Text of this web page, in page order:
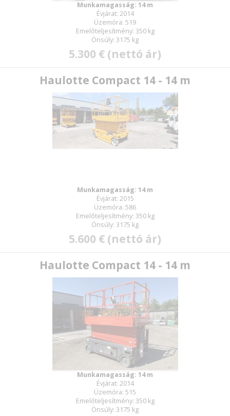
Munkamagasság: 14 m
Évjárat: 2014
Üzemóra: 519
Emelőteljesítmény: 350 kg
Önsúly: 3175 kg
5.300 € (nettó ár)
Haulotte Compact 14 - 14 m
Munkamagasság: 14 m
Évjárat: 2015
Üzemóra: 586
Emelőteljesítmény: 350 kg
Önsúly: 3175 kg
5.600 € (nettó ár)
Haulotte Compact 14 - 14 m
Munkamagasság: 14 m
Évjárat: 2014
Üzemóra: 515
Emelőteljesítmény: 350 kg
Önsúly: 3175 kg